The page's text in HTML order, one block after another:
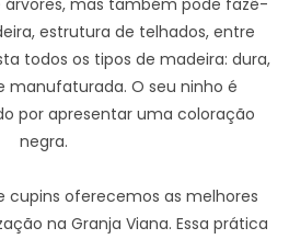
árvores, mas também pode fazê-
estrutura de telhados, entre
todos os tipos de madeira: dura,
manufaturada. O seu ninho é
por apresentar uma coloração
negra.
cupins oferecemos as melhores
na Granja Viana. Essa prática